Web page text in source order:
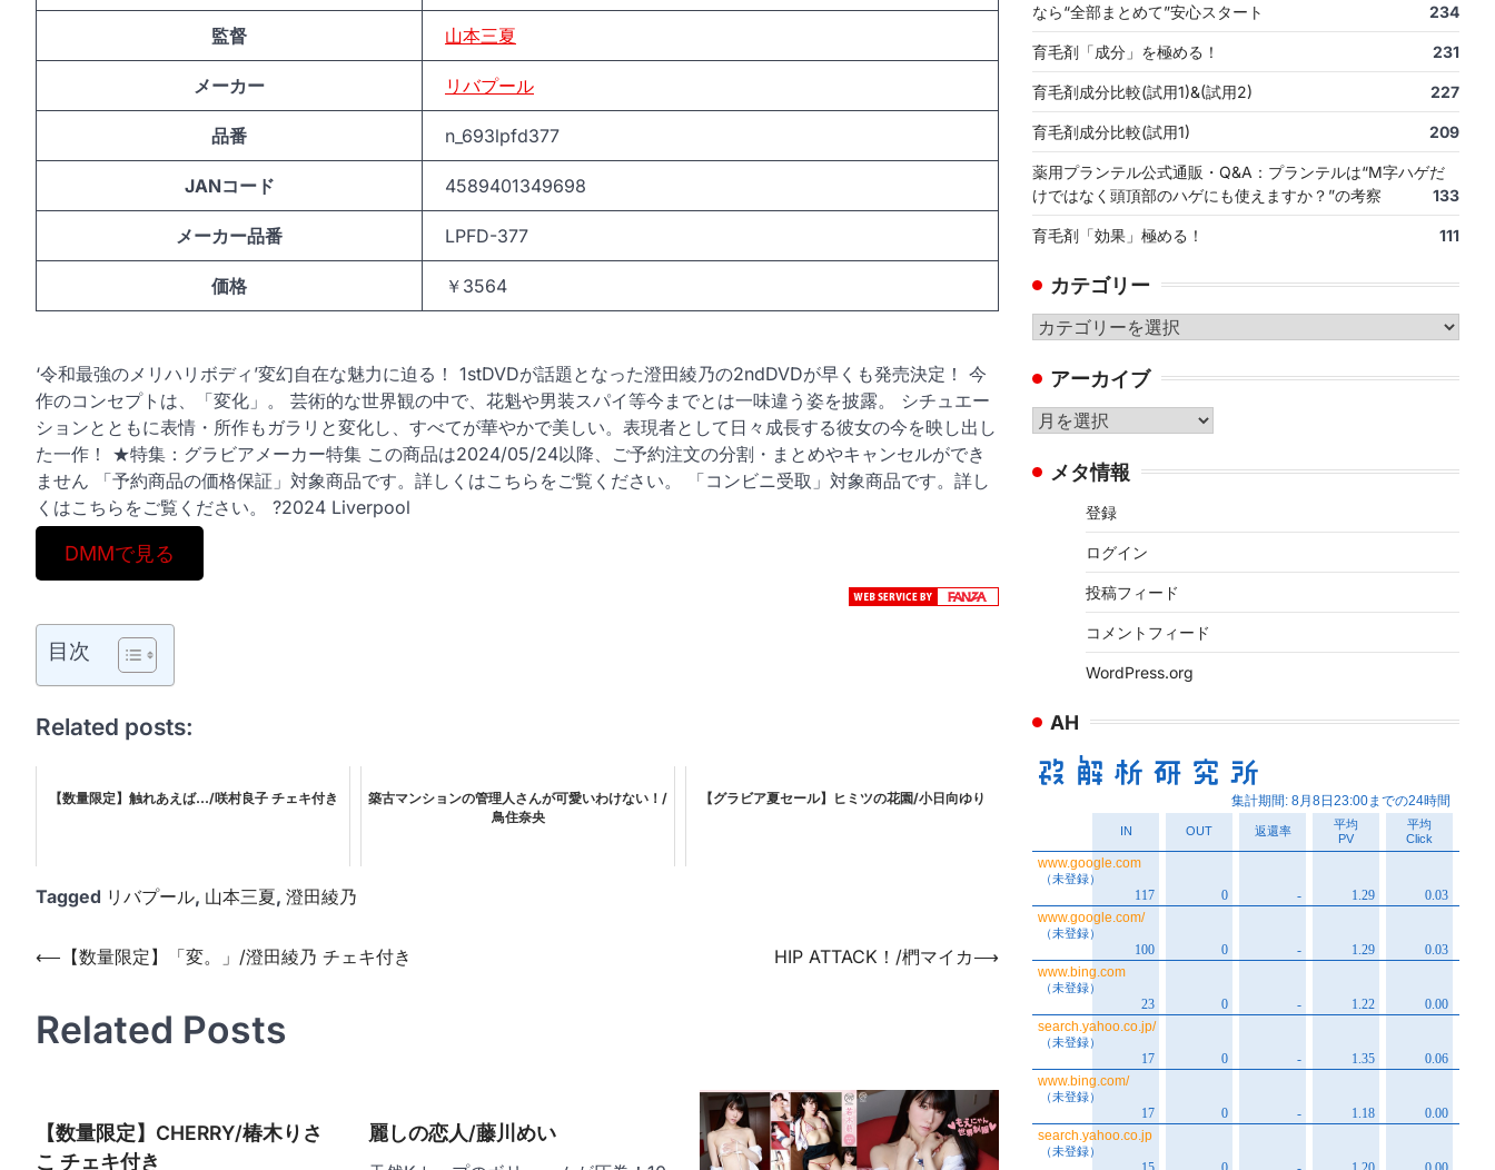
監督 山本三夏
メーカー リバプール
品番 n_693lpfd377
JANコード 4589401349698
メーカー品番 LPFD-377
価格 ￥3564
‘令和最強のメリハリボディ’変幻自在な魅力に迫る！ 1stDVDが話題となった澄田綾乃の2ndDVDが早くも発売決定！ 今
作のコンセプトは、「変化」。 芸術的な世界観の中で、花魁や男装スパイ等今までとは一味違う姿を披露。 シチュエー
ションとともに表情・所作もガラリと変化し、すべてが華やかで美しい。表現者として日々成長する彼女の今を映し出し
た一作！ ★特集：グラビアメーカー特集 この商品は2024/05/24以降、ご予約注文の分割・まとめやキャンセルができ
ません 「予約商品の価格保証」対象商品です。詳しくはこちらをご覧ください。 「コンビニ受取」対象商品です。詳し
くはこちらをご覧ください。 ?2024 Liverpool
DMMで見る
目次
Related posts:
【数量限定】触れあえば…/咲村良子 チェキ付き
築古マンションの管理人さんが可愛いわけない！/
鳥住奈央
【グラビア夏セール】ヒミツの花園/小日向ゆり
Tagged リバプール, 山本三夏, 澄田綾乃
投
ナ
ー
⟵ 【数量限定】「変。」/澄田綾乃 チェキ付き HIP ATTACK！/椚マイカ⟶
Related Posts
【数量限定】CHERRY/椿木りさ
こ チェキ付き
麗しの恋人/藤川めい
なら“全部まとめて”安心スタート
234
育毛剤「成分」を極める！ 231
育毛剤成分比較(試用1)&(試用2) 227
育毛剤成分比較(試用1) 209
薬用プランテル公式通販・Q&A：プランテルは“M字ハゲだ
けではなく頭頂部のハゲにも使えますか？”の考察
133
育毛剤「効果」極める！ 111
カテゴリー
カ
ゴ
リ
ー
アーカイブ
ア
カ メタ情報
登録
ログイン
投稿フィード
コメントフィード
WordPress.org
AH